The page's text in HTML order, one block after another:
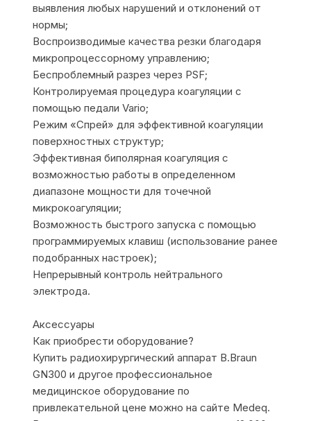
выявления любых нарушений и отклонений от
нормы;
Воспроизводимые качества резки благодаря
микропроцессорному управлению;
Беспроблемный разрез через PSF;
Контролируемая процедура коагуляции с
помощью педали Vario;
Режим «Спрей» для эффективной коагуляции
поверхностных структур;
Эффективная биполярная коагуляция с
возможностью работы в определенном
диапазоне мощности для точечной
микрокоагуляции;
Возможность быстрого запуска с помощью
программируемых клавиш (использование ранее
подобранных настроек);
Непрерывный контроль нейтрального
электрода.
Аксессуары
Как приобрести оборудование?
Купить радиохирургический аппарат B.Braun
GN300 и другое профессиональное
медицинское оборудование по
привлекательной цене можно на сайте Medeq.